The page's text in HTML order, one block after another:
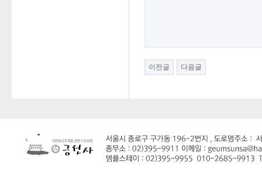
이전글 다음글